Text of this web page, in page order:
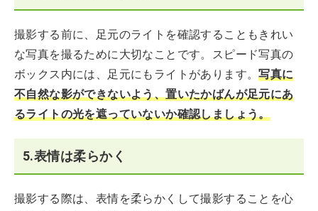
撮影する前に、足元のライトを確認することもきれい
な写真を撮るために大切なことです。スピード写真の
ボックス内には、足元にもライトがあります。写真に
不自然な影ができないよう、置いたかばんが足元にあ
るライトの光を遮っていないか確認しましょう。
5.表情は柔らかく
撮影する際は、表情を柔らかくして撮影することを心